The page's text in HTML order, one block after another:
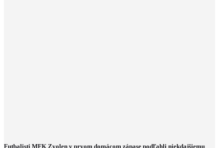
Futbalisti MFK Zvolen v prvom domácom zápase podľahli niekdajšiemu